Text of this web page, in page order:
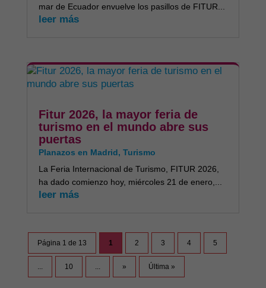
mar de Ecuador envuelve los pasillos de FITUR...
leer más
Fitur 2026, la mayor feria de
turismo en el mundo abre sus
puertas
Planazos en Madrid, Turismo
La Feria Internacional de Turismo, FITUR 2026,
ha dado comienzo hoy, miércoles 21 de enero,...
leer más
Página 1 de 13 1 2 3 4 5
10 » Última »